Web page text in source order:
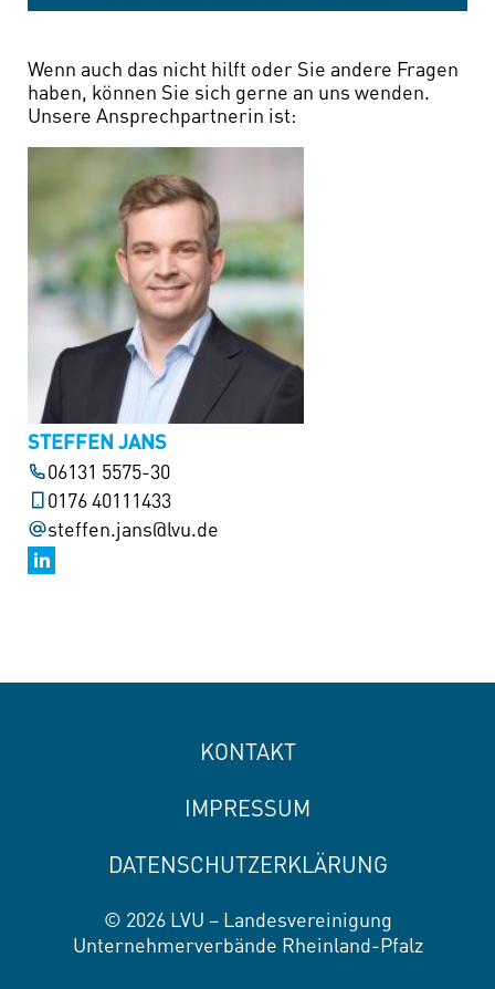
Wenn auch das nicht hilft oder Sie andere Fragen
haben, können Sie sich gerne an uns wenden.
Unsere Ansprechpartnerin ist:
STEFFEN JANS
06131 5575-30
0176 40111433
steffen.jans@lvu.de
KONTAKT
IMPRESSUM
DATENSCHUTZERKLÄRUNG
© 2026 LVU – Landesvereinigung
Unternehmerverbände Rheinland-Pfalz